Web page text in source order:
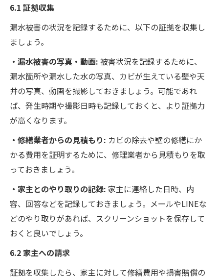
6.1 証拠収集
漏水被害の状況を記録するために、以下の証拠を収集し
ましょう。
・漏水被害の写真・動画: 被害状況を記録するために、
漏水箇所や漏水した水の写真、カビが生えている壁や天
井の写真、動画を撮影しておきましょう。可能であれ
ば、発生時期や撮影日時も記録しておくと、より証拠力
が高くなります。
・修繕業者からの見積もり: カビの除去や壁の修繕にか
かる費用を証明するために、修理業者から見積もりを取
っておきましょう。
・家主とのやり取りの記録: 家主に連絡した日時、内
容、回答などを記録しておきましょう。メールやLINEな
どのやり取りがあれば、スクリーンショットを保存して
おくと良いでしょう。
6.2 家主への請求
証拠を収集したら、家主に対して修繕費用や損害賠償の